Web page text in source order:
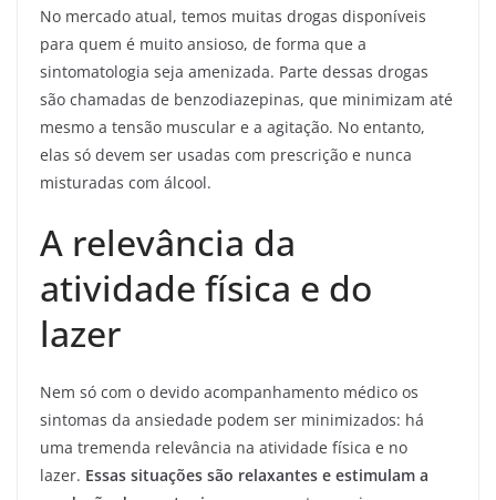
No mercado atual, temos muitas drogas disponíveis
para quem é muito ansioso, de forma que a
sintomatologia seja amenizada. Parte dessas drogas
são chamadas de benzodiazepinas, que minimizam até
mesmo a tensão muscular e a agitação. No entanto,
elas só devem ser usadas com prescrição e nunca
misturadas com álcool.
A relevância da
atividade física e do
lazer
Nem só com o devido acompanhamento médico os
sintomas da ansiedade podem ser minimizados: há
uma tremenda relevância na atividade física e no
lazer. Essas situações são relaxantes e estimulam a